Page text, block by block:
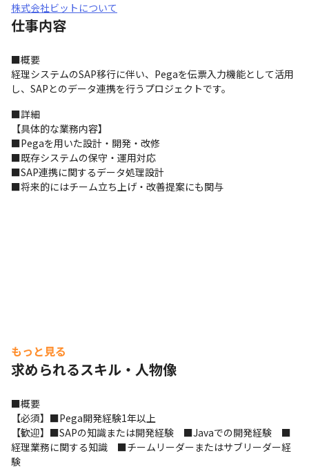
株式会社ビットについて
仕事内容
■概要
経理システムのSAP移行に伴い、Pegaを伝票入力機能として活用
し、SAPとのデータ連携を行うプロジェクトです。
■詳細
【具体的な業務内容】
■Pegaを用いた設計・開発・改修
■既存システムの保守・運用対応
■SAP連携に関するデータ処理設計
■将来的にはチーム立ち上げ・改善提案にも関与
もっと見る
求められるスキル・人物像
■概要
【必須】■Pega開発経験1年以上
【歓迎】■SAPの知識または開発経験　■Javaでの開発経験　■
経理業務に関する知識　■チームリーダーまたはサブリーダー経
験